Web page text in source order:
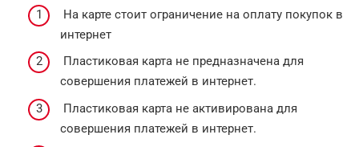
На карте стоит ограничение на оплату покупок в
интернет
Пластиковая карта не предназначена для
совершения платежей в интернет.
Пластиковая карта не активирована для
совершения платежей в интернет.